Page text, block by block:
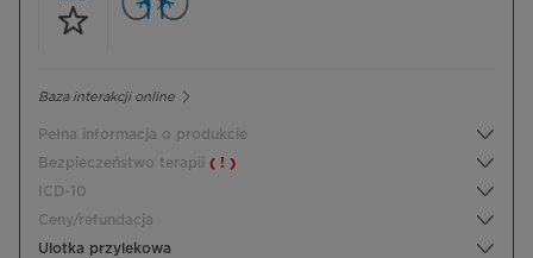
Baza interakcji online
Pełna informacja o produkcie
Bezpieczeństwo terapii ( ! )
ICD-10
Ceny/refundacja
Ulotka przylekowa